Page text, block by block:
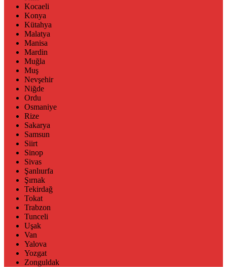
Kocaeli
Konya
Kütahya
Malatya
Manisa
Mardin
Muğla
Muş
Nevşehir
Niğde
Ordu
Osmaniye
Rize
Sakarya
Samsun
Siirt
Sinop
Sivas
Şanlıurfa
Şırnak
Tekirdağ
Tokat
Trabzon
Tunceli
Uşak
Van
Yalova
Yozgat
Zonguldak